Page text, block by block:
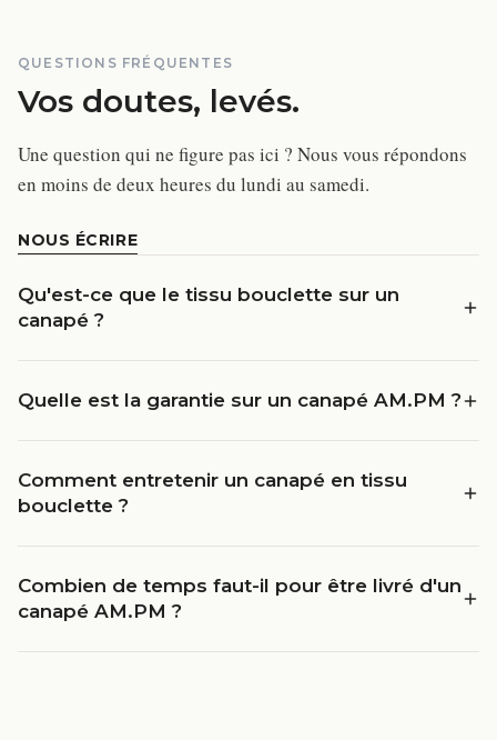
QUESTIONS FRÉQUENTES
Vos doutes, levés.
Une question qui ne figure pas ici ? Nous vous répondons
en moins de deux heures du lundi au samedi.
NOUS ÉCRIRE
Qu'est-ce que le tissu bouclette sur un
canapé ?
Quelle est la garantie sur un canapé AM.PM ?
Comment entretenir un canapé en tissu
bouclette ?
Combien de temps faut-il pour être livré d'un
canapé AM.PM ?